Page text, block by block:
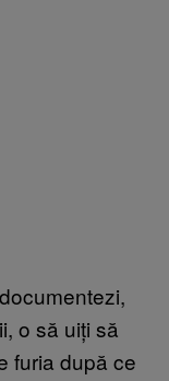
o să uiți să
furia după ce